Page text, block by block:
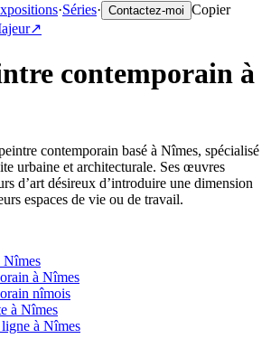
·Séries· Contactez-moi Copier
↗️
contemporain à
contemporain basé à Nîmes, spécialisé
urbaine et architecturale. Ses œuvres
d’art désireux d’introduire une dimension
espaces de vie ou de travail.
Nîmes
à Nîmes
nîmois
à Nîmes
à Nîmes